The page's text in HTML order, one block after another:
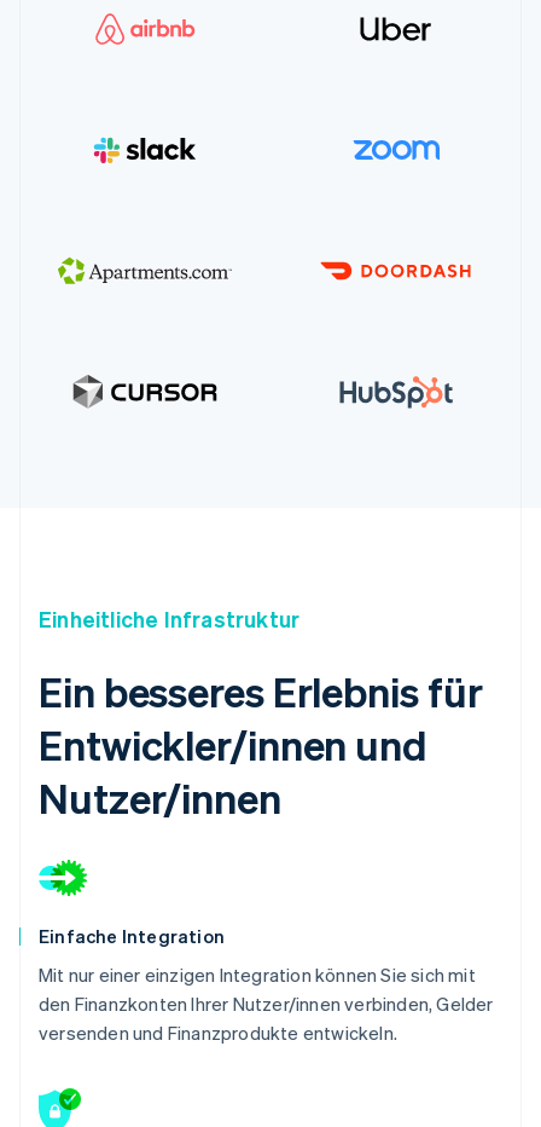
Einheitliche Infrastruktur
Ein besseres Erlebnis für
Entwickler/innen und
Nutzer/innen
Einfache Integration
Mit nur einer einzigen Integration können Sie sich mit
den Finanzkonten Ihrer Nutzer/innen verbinden, Gelder
versenden und Finanzprodukte entwickeln.